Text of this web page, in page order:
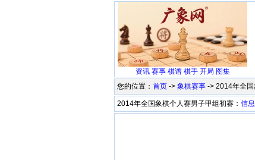
资讯 赛事 棋谱 棋手 开局 图集
您的位置： 首页 -> 象棋赛事 -> 2014年全
2014年全国象棋个人赛男子甲组初赛： 信息